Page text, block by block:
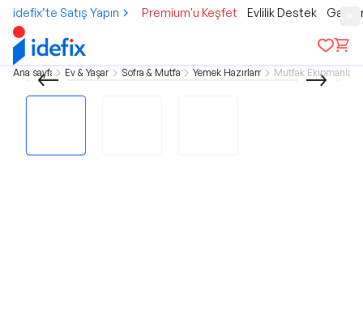
idefix’te Satış Yapın Premium'u Keşfet Evlilik Destek
Ana sayfa Ev & Yaşam Sofra & Mutfak Yemek Hazırlama Mutfak Ekipmanları